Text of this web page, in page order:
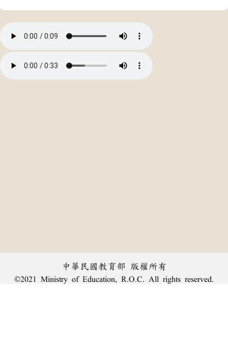
中華民國教育部 版權所有
©2021 Ministry of Education, R.O.C. All rights reserved.